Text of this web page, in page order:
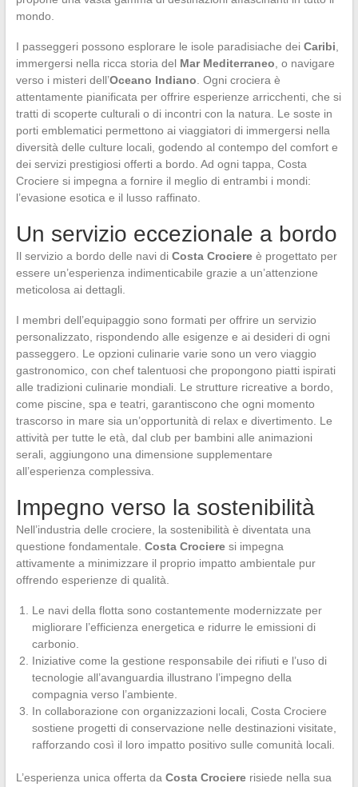
mondo.
I passeggeri possono esplorare le isole paradisiache dei Caribi
immergersi nella ricca storia del Mar Mediterraneo , o navigare
verso i misteri dell’Oceano Indiano . Ogni crociera è
attentamente pianificata per offrire esperienze arricchenti, che si
tratti di scoperte culturali o di incontri con la natura. Le soste in
porti emblematici permettono ai viaggiatori di immergersi nella
diversità delle culture locali, godendo al contempo del comfort e
dei servizi prestigiosi offerti a bordo. Ad ogni tappa, Costa
Crociere si impegna a fornire il meglio di entrambi i mondi:
l’evasione esotica e il lusso raffinato.
Un servizio eccezionale a bordo
Il servizio a bordo delle navi di Costa Crociereè progettato per
essere un’esperienza indimenticabile grazie a un’attenzione
meticolosa ai dettagli.
I membri dell’equipaggio sono formati per offrire un servizio
personalizzato, rispondendo alle esigenze e ai desideri di ogni
passeggero. Le opzioni culinarie varie sono un vero viaggio
gastronomico, con chef talentuosi che propongono piatti ispirati
alle tradizioni culinarie mondiali. Le strutture ricreative a bordo,
come piscine, spa e teatri, garantiscono che ogni momento
trascorso in mare sia un’opportunità di relax e divertimento. Le
attività per tutte le età, dal club per bambini alle animazioni
serali, aggiungono una dimensione supplementare
all’esperienza complessiva.
Impegno verso la sostenibilità
Nell’industria delle crociere, la sostenibilità è diventata una
questione fondamentale. Costa Crocieresi impegna
attivamente a minimizzare il proprio impatto ambientale pur
offrendo esperienze di qualità.
Le navi della flotta sono costantemente modernizzate per
migliorare l’efficienza energetica e ridurre le emissioni di
carbonio.
Iniziative come la gestione responsabile dei rifiuti e l’uso di
tecnologie all’avanguardia illustrano l’impegno della
compagnia verso l’ambiente.
In collaborazione con organizzazioni locali, Costa Crociere
sostiene progetti di conservazione nelle destinazioni visitate,
rafforzando così il loro impatto positivo sulle comunità locali.
L’esperienza unica offerta da Costa Crociererisiede nella sua